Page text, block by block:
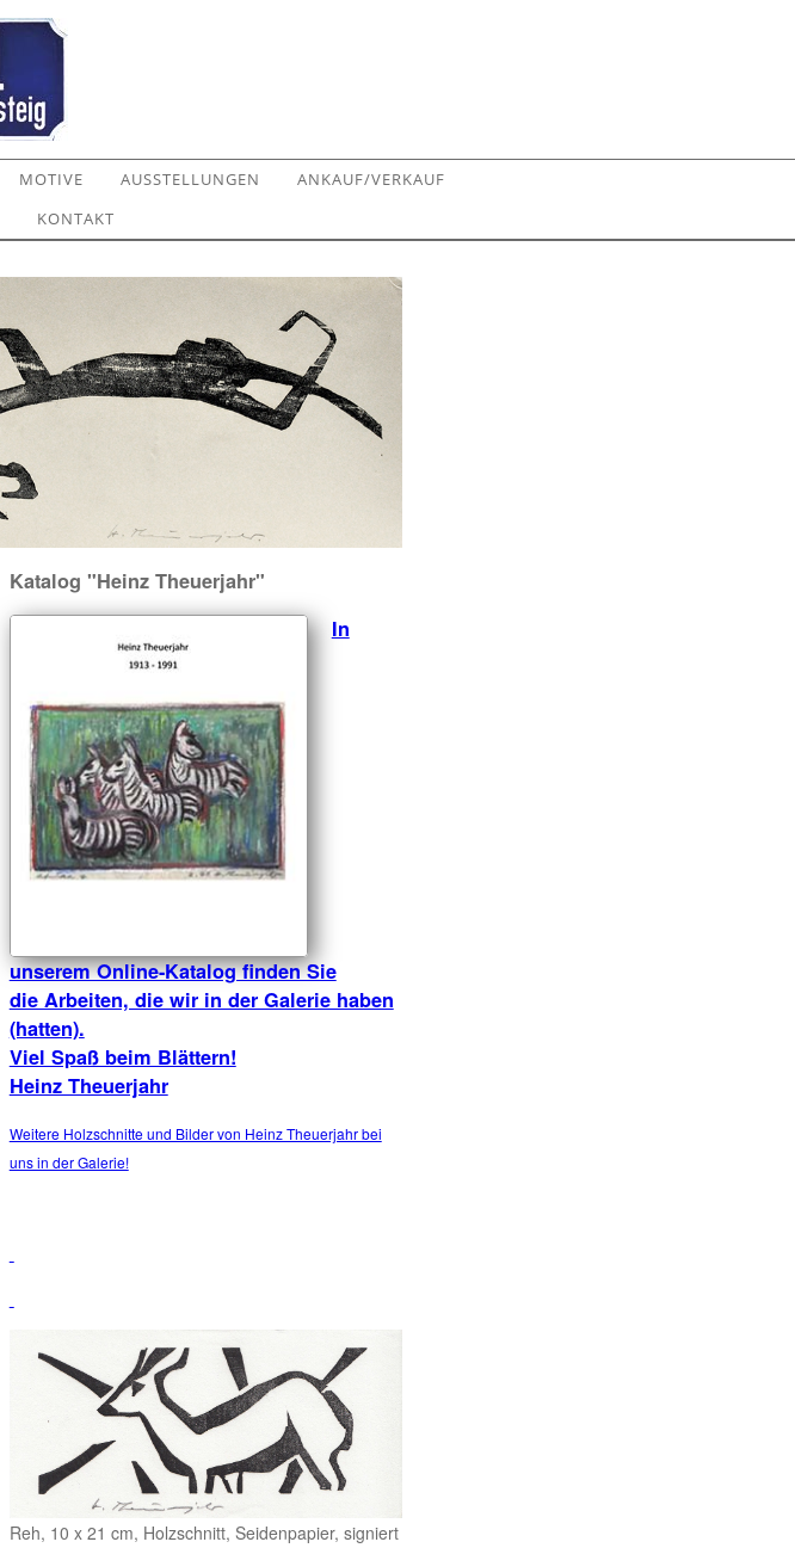
MOTIVE AUSSTELLUNGEN
ANKAUF/VERKAUF
KONTAKT
Katalog "Heinz Theuerjahr"
In
unserem Online-Katalog finden Sie
die Arbeiten, die wir in der Galerie haben
(hatten).
Viel Spaß beim Blättern!
Heinz Theuerjahr
Weitere Holzschnitte und Bilder von Heinz Theuerjahr bei
uns in der Galerie!
Reh, 10 x 21 cm, Holzschnitt, Seidenpapier, signiert